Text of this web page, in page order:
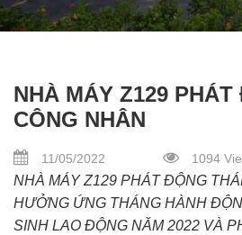
NHÀ MÁY Z129
CÔNG NHÂN
11/05/2022 1094
NHÀ MÁY Z129 PHÁT ĐỘNG
HƯỞNG ỨNG THÁNG HÀNH
SINH LAO ĐỘNG NĂM 2022 VÀ